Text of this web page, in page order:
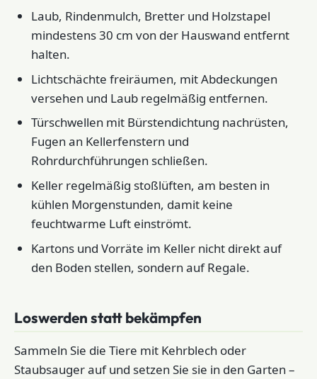
Laub, Rindenmulch, Bretter und Holzstapel
mindestens 30 cm von der Hauswand entfernt
halten.
Lichtschächte freiräumen, mit Abdeckungen
versehen und Laub regelmäßig entfernen.
Türschwellen mit Bürstendichtung nachrüsten,
Fugen an Kellerfenstern und
Rohrdurchführungen schließen.
Keller regelmäßig stoßlüften, am besten in
kühlen Morgenstunden, damit keine
feuchtwarme Luft einströmt.
Kartons und Vorräte im Keller nicht direkt auf
den Boden stellen, sondern auf Regale.
Loswerden statt bekämpfen
Sammeln Sie die Tiere mit Kehrblech oder
Staubsauger auf und setzen Sie sie in den Garten –